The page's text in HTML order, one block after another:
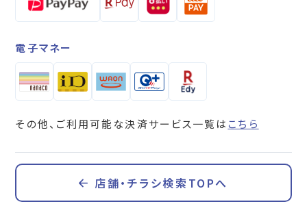
電子マネー
その他、ご利用可能な決済サービス一覧は こちら
店舗・チラシ検索TOPへ